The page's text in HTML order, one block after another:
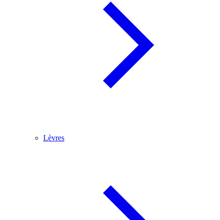
Lèvres